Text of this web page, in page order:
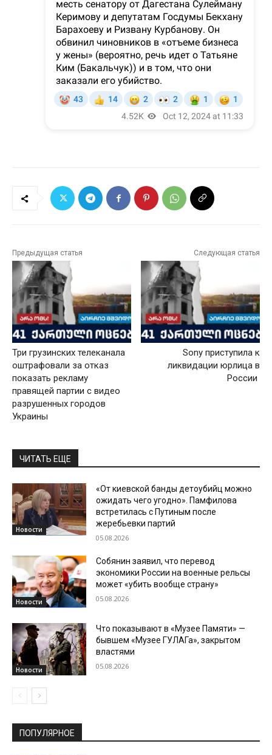
Предыдущая статья
Три грузинских телеканала
оштрафовали за отказ
показать рекламу
правящей партии с видео
разрушенных городов
Украины
Следующая статья
Sony приступила к
ликвидации юрлица в
России
ЧИТАТЬ ЕЩЕ
Новости
«От киевской банды детоубийц можно
ожидать чего угодно». Памфилова
встретилась с Путиным после
жеребьевки партий
05.08.2026
Новости
Собянин заявил, что перевод
экономики России на военные рельсы
может «убить вообще страну»
05.08.2026
Новости
Что показывают в «Музее Памяти» —
бывшем «Музее ГУЛАГа», закрытом
властями
05.08.2026
ПОПУЛЯРНОЕ